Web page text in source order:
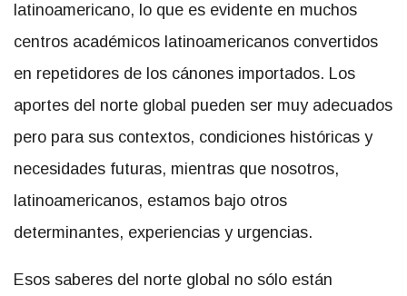
latinoamericano, lo que es evidente en muchos
centros académicos latinoamericanos convertidos
en repetidores de los cánones importados. Los
aportes del norte global pueden ser muy adecuados
pero para sus contextos, condiciones históricas y
necesidades futuras, mientras que nosotros,
latinoamericanos, estamos bajo otros
determinantes, experiencias y urgencias.
Esos saberes del norte global no sólo están